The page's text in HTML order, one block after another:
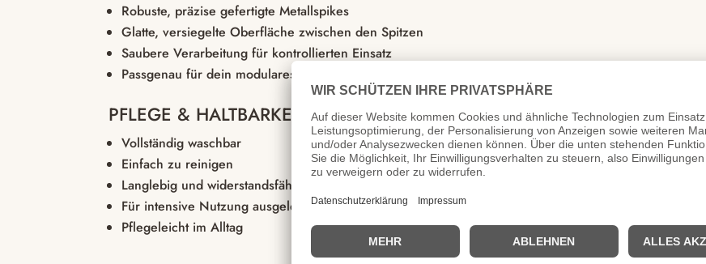
Robuste, präzise gefertigte Metallspikes
Glatte, versiegelte Oberfläche zwischen den Spitzen
Saubere Verarbeitung für kontrollierten Einsatz
Passgenau für dein modulares Paddle
PFLEGE & HALTBARKEIT
Vollständig waschbar
Einfach zu reinigen
Langlebig und widerstandsfähig
Für intensive Nutzung ausgelegt
Pflegeleicht im Alltag